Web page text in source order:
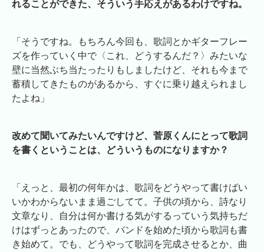
れることができた、そういう手応えがあるわけですね。
「そうですね。もちろん今回も、歌詞とかギターフレー
ズを作っていく中で〈これ、どうするんだ？〉みたいな
壁に当然ぶち当たったりもしましたけど、それも今まで
蓄積してきたものがあるから、すぐに乗り越えられまし
たよね」
改めて聞いてみたいんですけど、菅原くんにとって歌詞
を書くということは、どういうものになりますか？
「えっと、最初の何年かは、歌詞をどうやって書けばい
いかわからないまま過ごしてて。子供の頃から、詩なり
文章なり、自分は何か書ける気がするっていう気持ちだ
けはずっとあったので、バンドを始めた頃から歌詞も書
き始めて。でも、どうやって歌詞を完成させるとか、曲